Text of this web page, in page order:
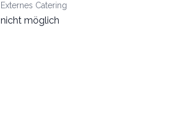
Externes Catering
nicht möglich